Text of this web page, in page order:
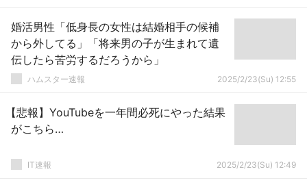
婚活男性「低身長の女性は結婚相手の候補
から外してる」「将来男の子が生まれて遺
伝したら苦労するだろうから」
ハムスター速報 2025/2/23(Su) 12:55
【悲報】YouTubeを一年間必死にやった結果
がこちら…
IT速報 2025/2/23(Su) 12:49